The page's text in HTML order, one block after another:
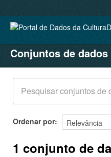
CONJUNTOS DE DADOS
ORGANIZAÇÕES
GRUPOS
SOBRE
Conjuntos de dados
Ordenar por
1 conjunto de